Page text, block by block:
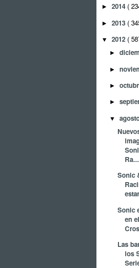
► 2014 (
► 2013 (
▼ 2012 (
►
►
►
►
▼
Ra...
Sonic
Sonic
en
Las
los